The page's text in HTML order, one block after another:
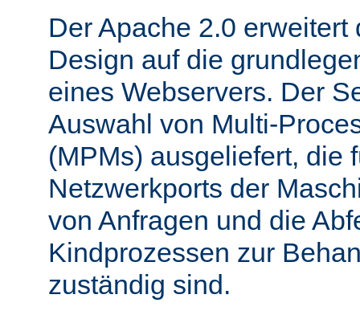
Der Apache 2.0
Design auf die
eines Webservers. Der
Auswahl von Multi-
(MPMs) ausgeliefert, die
Netzwerkports der
von Anfragen und die
Kindprozessen zur
zuständig sind.